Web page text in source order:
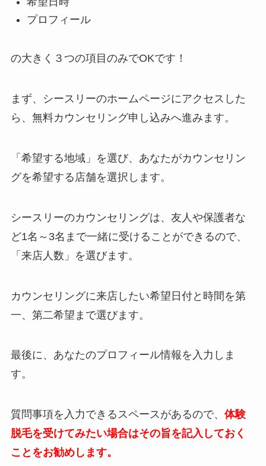
プロフィール
の大きく３つの項目のみでOKです！
まず、シースリーのホームページにアクセスした
ら、無料カウンセリング申し込みへ進みます。
「希望する地域」を選び、あなたがカウンセリン
グを希望する店舗を選択します。
シースリーのカウンセリングは、友人や保護者な
ど1名～3名まで一緒に受けることができるので、
「来店人数」を選びます。
カウンセリングに来店したい希望日付と時間を第
一、第二希望まで選びます。
最後に、あなたのプロフィール情報を入力しま
す。
質問事項を入力できるスペースがあるので、 体験
脱毛を受けてみたい場合はその旨を記入しておく
ことをお勧めします。